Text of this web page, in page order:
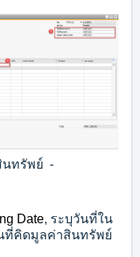
นทรัพย์ -
Date, ระบุวันที่ใน
ที่คิดมูลค่าสินทรัพย์